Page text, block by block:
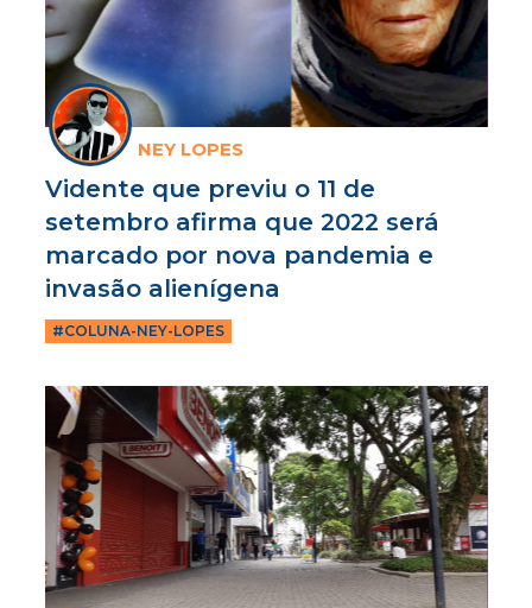
NEY LOPES
Vidente que previu o 11 de
setembro afirma que 2022 será
marcado por nova pandemia e
invasão alienígena
#COLUNA-NEY-LOPES